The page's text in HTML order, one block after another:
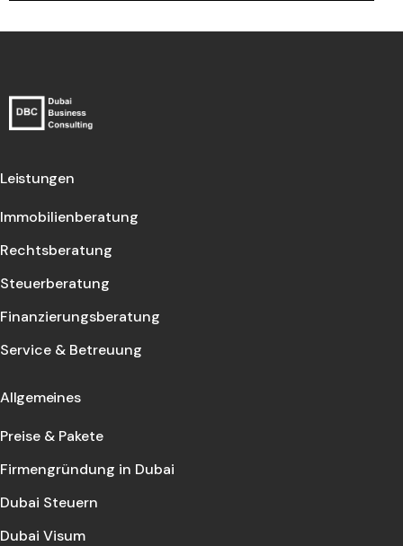
Leistungen
Immobilienberatung
Rechtsberatung
Steuerberatung
Finanzierungsberatung
Service & Betreuung
Allgemeines
Preise & Pakete
Firmengründung in Dubai
Dubai Steuern
Dubai Visum